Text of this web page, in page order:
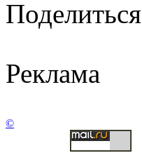
Поделиться
Реклама
©